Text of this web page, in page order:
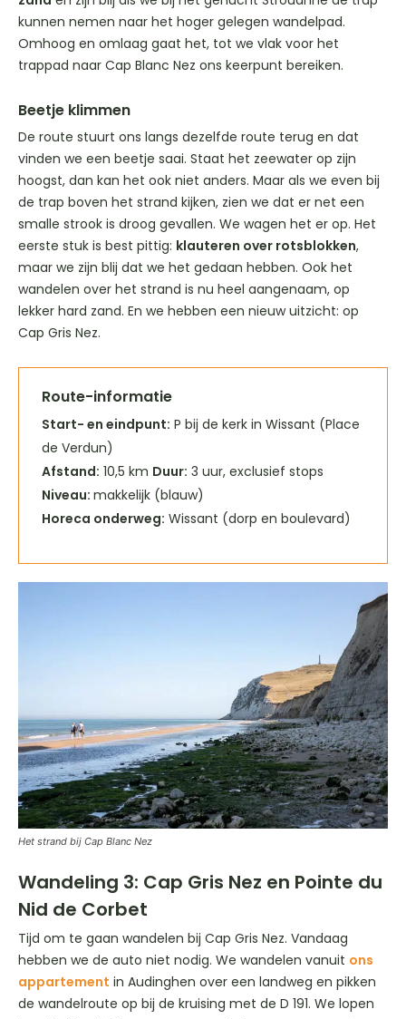
kunnen nemen naar het hoger gelegen wandelpad.
Omhoog en omlaag gaat het, tot we vlak voor het
trappad naar Cap Blanc Nez ons keerpunt bereiken.
Beetje klimmen
De route stuurt ons langs dezelfde route terug en dat
vinden we een beetje saai. Staat het zeewater op zijn
hoogst, dan kan het ook niet anders. Maar als we even bij
de trap boven het strand kijken, zien we dat er net een
smalle strook is droog gevallen. We wagen het er op. Het
eerste stuk is best pittig: klauteren over rotsblokken,
maar we zijn blij dat we het gedaan hebben. Ook het
wandelen over het strand is nu heel aangenaam, op
lekker hard zand. En we hebben een nieuw uitzicht: op
Cap Gris Nez.
Route-informatie
Start- en eindpunt: P bij de kerk in Wissant (Place
de Verdun)
Afstand: 10,5 km Duur: 3 uur, exclusief stops
Niveau: makkelijk (blauw)
Horeca onderweg: Wissant (dorp en boulevard)
Het strand bij Cap Blanc Nez
Wandeling 3: Cap Gris Nez en Pointe du
Nid de Corbet
Tijd om te gaan wandelen bij Cap Gris Nez. Vandaag
hebben we de auto niet nodig. We wandelen vanuit ons
appartement in Audinghen over een landweg en pikken
de wandelroute op bij de kruising met de D 191. We lopen